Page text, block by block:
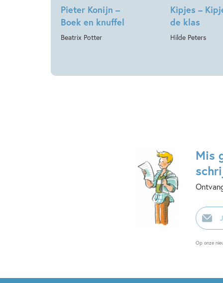
Pieter Konijn –
Boek en knuffel
Beatrix Potter
Kipjes –
de klas
Hilde Peters
Mis
E-
mailadres
Op onze